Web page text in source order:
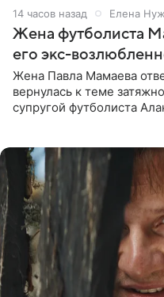
14 часов назад Елена
Жена футболиста
его экс-
Жена Павла Мамаева
вернулась к теме
супругой футболиста